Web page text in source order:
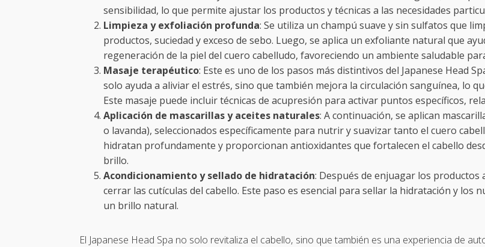
sensibilidad, lo que permite ajustar los productos y técnicas a las necesidades
Limpieza y exfoliación profunda: Se utiliza un champú suave y sin sulfatos que
productos, suciedad y exceso de sebo. Luego, se aplica un exfoliante natural que
regeneración de la piel del cuero cabelludo, favoreciendo un ambiente saludable
Masaje terapéutico: Este es uno de los pasos más distintivos del Japanese Head
solo ayuda a aliviar el estrés, sino que también mejora la circulación sanguínea, lo
Este masaje puede incluir técnicas de acupresión para activar puntos específicos,
Aplicación de mascarillas y aceites naturales: A continuación, se aplican
o lavanda), seleccionados específicamente para nutrir y suavizar tanto el cuero
hidratan profundamente y proporcionan antioxidantes que fortalecen el cabello
brillo.
Acondicionamiento y sellado de hidratación: Después de enjuagar los productos
cerrar las cutículas del cabello. Este paso es esencial para sellar la hidratación y los
un brillo natural.
El Japanese Head Spa no solo revitaliza el cabello, sino que también es una experiencia de